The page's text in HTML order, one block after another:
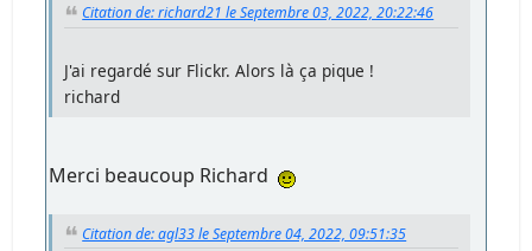
Citation de: richard21 le Septembre 03, 2022, 20:22:46
J'ai regardé sur Flickr. Alors là ça pique !
richard
Merci beaucoup Richard
Citation de: agl33 le Septembre 04, 2022, 09:51:35